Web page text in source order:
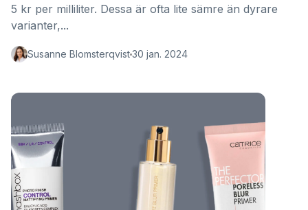
5 kr per milliliter. Dessa är ofta lite sämre än dyrare
varianter,...
Susanne Blomsterqvist30 jan. 2024